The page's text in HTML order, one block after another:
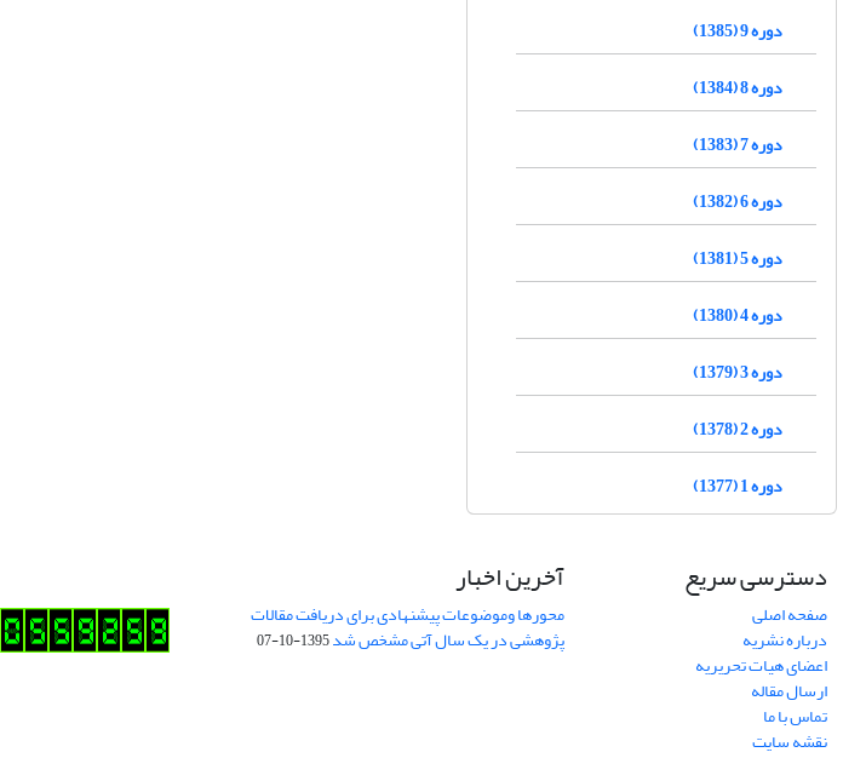
دوره 9 (1385)
دوره 8 (1384)
دوره 7 (1383)
دوره 6 (1382)
دوره 5 (1381)
دوره 4 (1380)
دوره 3 (1379)
دوره 2 (1378)
دوره 1 (1377)
دسترسی سریع
صفحه اصلی
درباره نشریه
اعضای هیات تحریریه
ارسال مقاله
تماس با ما
نقشه سایت
آخرین اخبار
محورها وموضوعات پیشنهادی برای دریافت مقالات
پژوهشی در یک سال آتی مشخص شد1395-10-07